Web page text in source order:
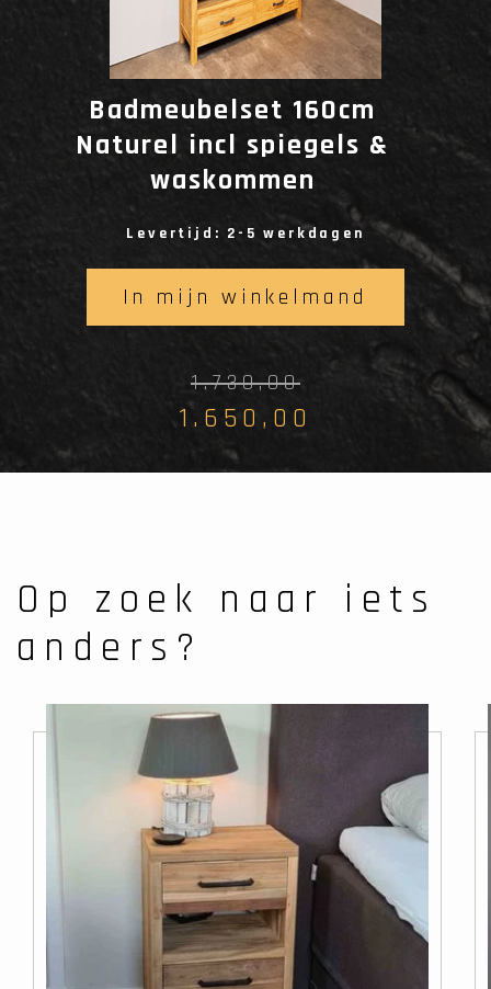
Badmeubelset 160cm
Naturel incl spiegels &
waskommen
Levertijd: 2-5 werkdagen
In mijn winkelmand
1.730,00
1.650,00
Op zoek naar iets
anders?